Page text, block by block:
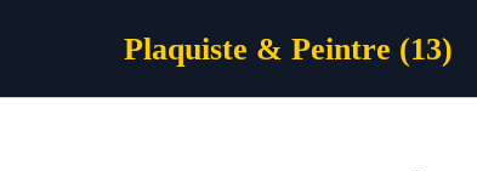
Plaquiste & Peintre (13)